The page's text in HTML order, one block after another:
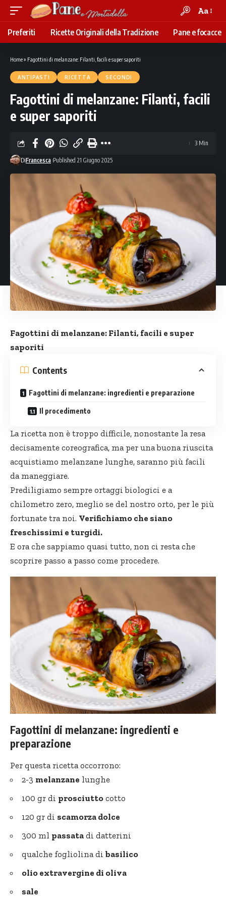
Font
Resizer
Aa
Preferiti Ricette Originali della Tradizione Pane e focacce
Home» Fagottini di melanzane: Filanti, facili e super saporiti
ANTIPASTI RICETTA SECONDI
Fagottini di melanzane: Filanti, facili
e super saporiti
DiFrancesca Published 21 Giugno 2025
3 Min
Fagottini di melanzane: Filanti, facili e super
saporiti
Contents
Fagottini di melanzane: ingredienti e preparazione
Il procedimento
La ricetta non è troppo difficile, nonostante la resa
decisamente coreografica, ma per una buona riuscita
acquistiamo melanzane lunghe, saranno più facili
da maneggiare.
Prediligiamo sempre ortaggi biologici e a
chilometro zero, meglio se del nostro orto, per le più
fortunate tra noi. Verifichiamo che siano
freschissimi e turgidi.
E ora che sappiamo quasi tutto, non ci resta che
scoprire passo a passo come procedere.
Fagottini di melanzane: ingredienti e
preparazione
Per questa ricetta occorrono:
2-3 melanzane lunghe
100 gr di prosciutto cotto
120 gr di scamorza dolce
300 ml passata di datterini
qualche fogliolina di basilico
olio extravergine di oliva
sale